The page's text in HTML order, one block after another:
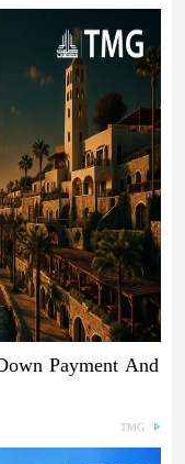
Payment And
TMG